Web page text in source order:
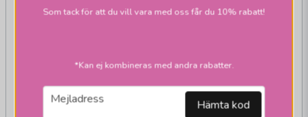
vit m. svart band
Som tack för att du vill vara med oss får du 10% rabatt!
*Kan ej kombineras med andra rabatter.
email
Mejladress Hämta kod